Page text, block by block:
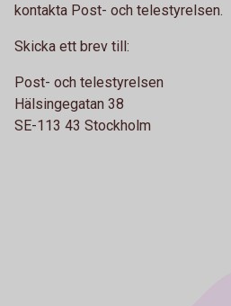
kontakta Post- och telestyrelsen.
Skicka ett brev till:
Post- och telestyrelsen
Hälsingegatan 38
SE-113 43 Stockholm